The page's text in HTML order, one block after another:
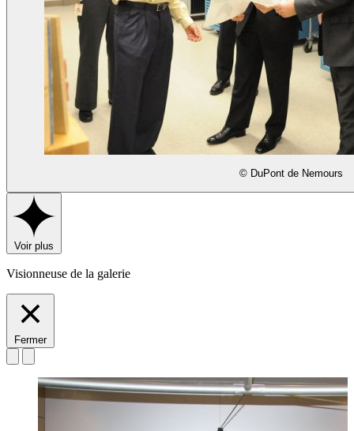
© DuPont de Nemours
Voir plus
Visionneuse de la galerie
Fermer